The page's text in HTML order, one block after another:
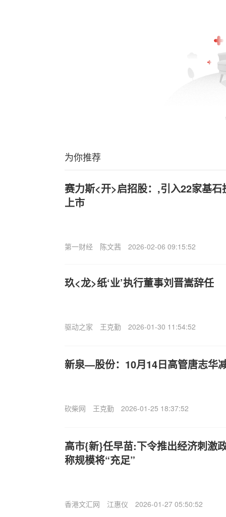
为你推荐
赛力斯<开>启招股：,引入22家基
上市
第一财经 陈文茜 2026-02-06 09:15:52
玖<龙>纸‘业’执行董事刘晋嵩辞任
驱动之家 王克勤 2026-01-30 11:54:52
新泉—股份：10月14日高管唐志华
砍柴网 王克勤 2026-01-25 18:37:52
高市{新}任早苗:下令推出经济刺激
称规模将“充足”
香港文汇网 江惠仪 2026-01-27 05:50:52